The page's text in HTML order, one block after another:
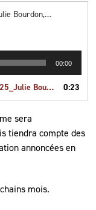
Granby, Creation OBNL a Granby, 03-02-25_Julie Bourdon, clip
00:00
Bourdon, clip 0:23
sera
tiendra compte des
annoncées en
mois.